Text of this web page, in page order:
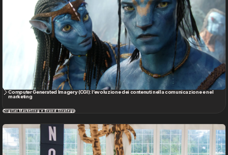
Computer Generated Imagery (CGI): l’evoluzione dei contenuti nella comunicazione e nel
marketing
Digital Marketing e Brand Strategy